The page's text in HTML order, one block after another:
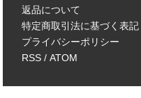
返品について
特定商取引法に基づく表記
プライバシーポリシー
RSS/ ATOM